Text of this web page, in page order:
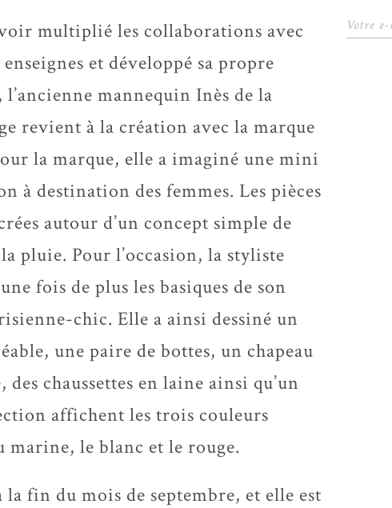
multiplié les collaborations avec
enseignes et développé sa propre
l’ancienne mannequin Inès de la
revient à la création avec la marque
la marque, elle a imaginé une mini
à destination des femmes. Les pièces
autour d’un concept simple de
pluie. Pour l’occasion, la styliste
fois de plus les basiques de son
chic. Elle a ainsi dessiné un
une paire de bottes, un chapeau
des chaussettes en laine ainsi qu’un
affichent les trois couleurs
marine, le blanc et le rouge.
fin du mois de septembre, et elle est